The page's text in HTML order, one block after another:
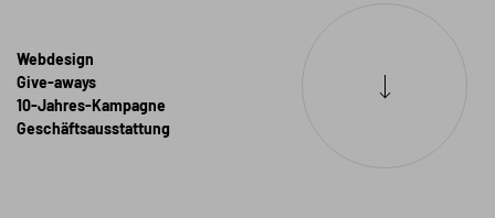
Webdesign
Give-aways
10-Jahres-Kampagne
Geschäftsausstattung